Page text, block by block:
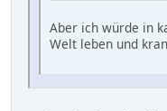
Aber ich würde in
Welt leben und